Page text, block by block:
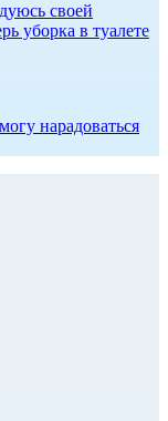
своей
уборка в туалете
нарадоваться